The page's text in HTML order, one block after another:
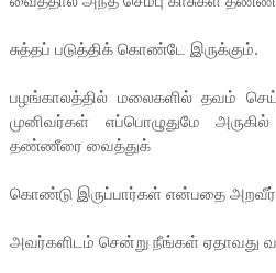
சுத்தப் படுத்திக் கொண்டே இருக்கும்.
பழங்காலத்தில் மலைகளில் தவம்
முனிவர்கள் எப்பொழுதுமே
தண்ணீரை வைத்துக்
கொண்டு இருப்பார்கள் என்பதை
அவர்களிடம் சென்று நீங்கள் ஏதாவது